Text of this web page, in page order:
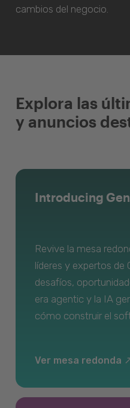
cambios del negocio.
Explora las
y anuncios
Introducing
Revive la mesa
líderes y expertos de
desafíos,
era agentic y la IA
cómo construir el
Ver mesa redonda